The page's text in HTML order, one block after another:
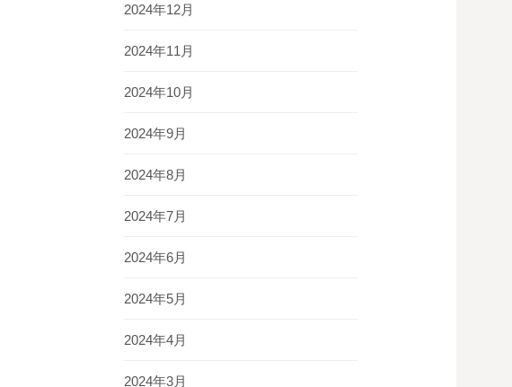
2024年12月
2024年11月
2024年10月
2024年9月
2024年8月
2024年7月
2024年6月
2024年5月
2024年4月
2024年3月